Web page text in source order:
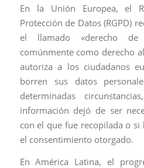
En la Unión Europea, el
Protección de Datos (RGPD)
el llamado «derecho de
comúnmente como derecho
autoriza a los ciudadanos
borren sus datos
determinadas
información dejó de ser
con el que fue recopilada o
el consentimiento otorgado.
En América Latina, el